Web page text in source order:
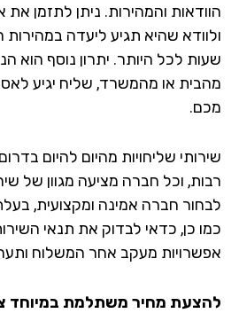
והמהירות. ניתן לתזמן את
שהיא תגיע ליעדה במהירות
לכל היותר. יתרון נוסף הוא
או מהמשרד, שליח יגיע לאסוף
שליחויות מהיום להיום בדרום
וכל חברה מציעה מגוון של
חברה אמינה ומקצועית, בעלת
כן, כדאי לבדוק את תנאי השירות,
מעקב אחר המשלוח
מחיר משתלמת במיוחד צרו